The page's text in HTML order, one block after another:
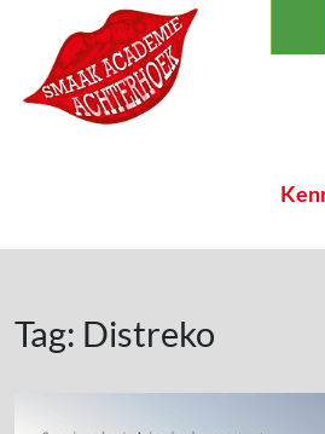
Ga naar de inhoud
Hoofdnavigatie
Tag: Distreko